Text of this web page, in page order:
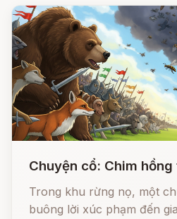
Chuyện cổ: Chim
Trong khu rừng nọ, một
buông lời xúc phạm đến